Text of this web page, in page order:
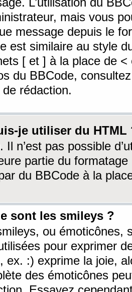
mais vous
message depuis le
est similaire au style
[ et ] à la place de <
du BBCode,
de rédaction.
je utiliser du HTML
Il n’est pas possible
partie du
du BBCode à la
sont les smileys ?
ou émoticônes,
pour exprimer
ex. :) exprime la joie,
des émoticônes